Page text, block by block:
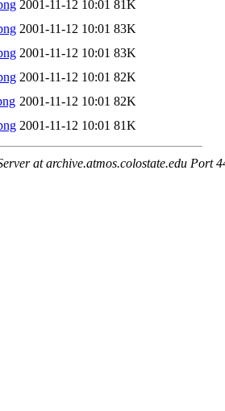
2001-11-12 10:01 81K
2001-11-12 10:01 83K
2001-11-12 10:01 83K
2001-11-12 10:01 82K
2001-11-12 10:01 82K
2001-11-12 10:01 81K
at archive.atmos.colostate.edu Port